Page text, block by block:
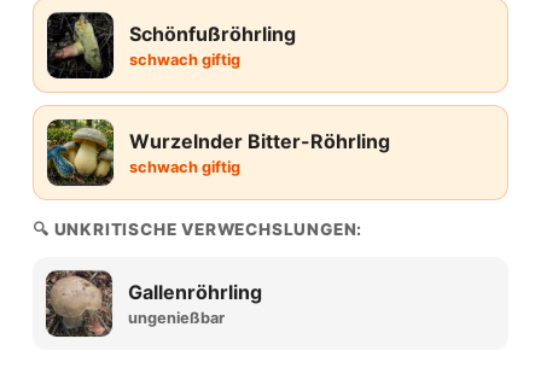
Schönfußröhrling
schwach giftig
Wurzelnder Bitter-Röhrling
schwach giftig
🔍 UNKRITISCHE VERWECHSLUNGEN:
Gallenröhrling
ungenießbar